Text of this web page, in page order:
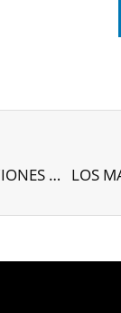
LAS PROMOCIONES MÁS EXCLUSIVAS DE STONEWEG LIVING